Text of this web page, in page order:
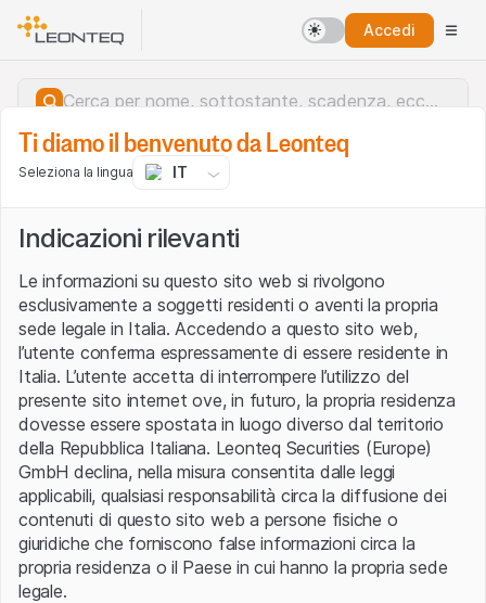
Accedi
Errore del server.
Ti diamo il benvenuto da Leonteq
Seleziona la lingua IT
Indicazioni rilevanti
Le informazioni su questo sito web si rivolgono
esclusivamente a soggetti residenti o aventi la propria
sede legale in Italia. Accedendo a questo sito web,
l’utente conferma espressamente di essere residente in
Italia. L’utente accetta di interrompere l’utilizzo del
presente sito internet ove, in futuro, la propria residenza
dovesse essere spostata in luogo diverso dal territorio
della Repubblica Italiana. Leonteq Securities (Europe)
GmbH declina, nella misura consentita dalle leggi
applicabili, qualsiasi responsabilità circa la diffusione dei
contenuti di questo sito web a persone fisiche o
giuridiche che forniscono false informazioni circa la
propria residenza o il Paese in cui hanno la propria sede
legale.